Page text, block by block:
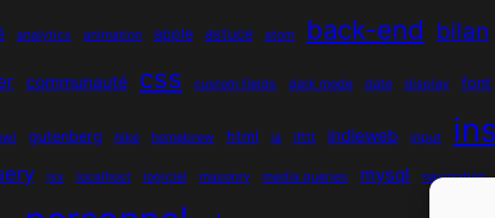
analytics animation apple astuce atom back-end bilan
communauté css custom fields dark mode date display font
gutenberg hike homebrew html ia ifttt indieweb input
jsx localhost logiciel masonry media queries mysql navigation